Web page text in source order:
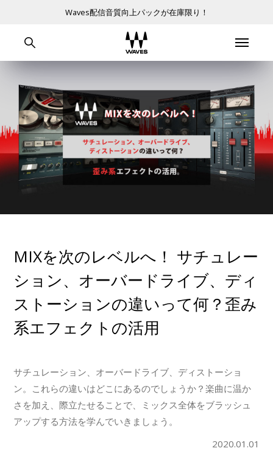
Waves配信音質向上パックが在庫限り！
MIXを次のレベルへ！ サチュレー
ション、オーバードライブ、ディ
ストーションの違いって何？歪み
系エフェクトの活用
サチュレーション、オーバードライブ、ディストーショ
ン。これらの違いはどこにあるのでしょうか？楽曲に温か
さを加え、際立たせることで、ミックス全体をブラッシュ
アップする方法を学んでいきましょう。
2020.01.01